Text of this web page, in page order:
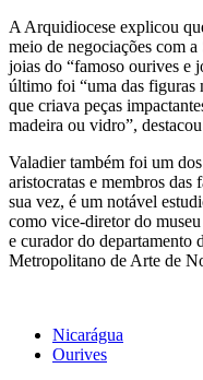
A Arquidiocese explicou
meio de negociações com
joias do “famoso ourives e
último foi “uma das figuras
que criava peças
madeira ou vidro”,
Valadier também foi um
aristocratas e membros das
sua vez, é um notável
como vice-diretor do
e curador do departamento
Metropolitano de Arte de
Nicarágua
Ourives